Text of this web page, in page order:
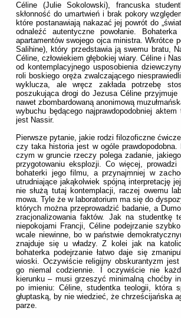
Céline (Julie Sokolowski), francuska
skłonność do umartwień i brak pokory
które postanawiają nakazać jej powrót do
odnaleźć autentyczne powołanie.
apartamentów swojego ojca ministra. Wkrótce
Salihine), który przedstawia ją swemu bratu,
Céline, człowiekiem głębokiej wiary. Céline i
od kontemplacyjnego usposobienia
roli boskiego oręża zwalczającego
wyklucza, ale wręcz zakłada potrzebę
poszukująca drogi do Jezusa Céline
nawet zbombardowaną anonimową
wybuchu będącego najprawdopodobniej
jest Nassir.
Pierwsze pytanie, jakie rodzi filozoficzne
czy taka historia jest w ogóle
czym w gruncie rzeczy polega zadanie,
przygotowaniu eksplozji. Co więcej,
bohaterki jego filmu, a przynajmniej w
utrudniające jakąkolwiek spójną interpretację
nie służą tutaj kontemplacji, raczej owemu
mowa. Tyle że w laboratorium ma się do
których można przeprowadzić badanie, a
zracjonalizowania faktów. Jak na studentkę
niepokojami Francji, Céline podejrzanie
wcale niewinne, bo w państwie
znajduje się u władzy. Z kolei jak na
bohaterka podejrzanie łatwo daje się
wioski. Oczywiście religijny obskurantyzm
go niemal codziennie. I oczywiście nie
kierunku – musi grzeszyć minimalną choćby
po imieniu: Céline, studentka teologii, która
głuptaską, by nie wiedzieć, że chrześcijańska
parze.